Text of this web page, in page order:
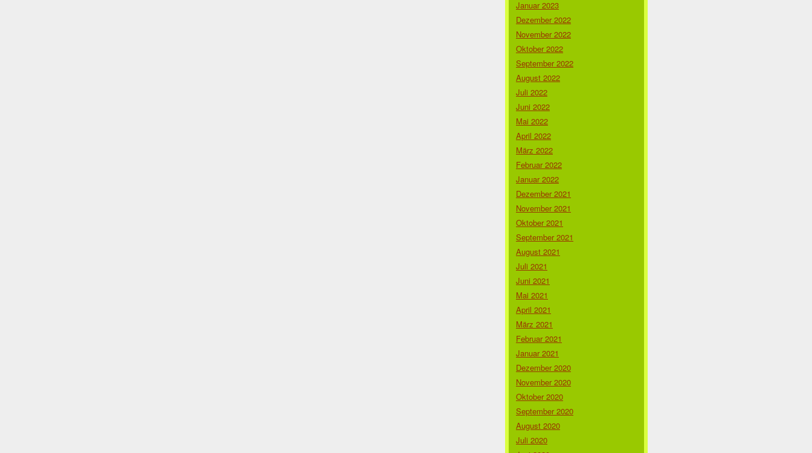
Januar 2023
Dezember 2022
November 2022
Oktober 2022
September 2022
August 2022
Juli 2022
Juni 2022
Mai 2022
April 2022
März 2022
Februar 2022
Januar 2022
Dezember 2021
November 2021
Oktober 2021
September 2021
August 2021
Juli 2021
Juni 2021
Mai 2021
April 2021
März 2021
Februar 2021
Januar 2021
Dezember 2020
November 2020
Oktober 2020
September 2020
August 2020
Juli 2020